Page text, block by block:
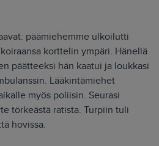
päämiehemme ulkoilutti
korttelin ympäri. Hänellä
päätteeksi hän kaatui ja loukkasi
Lääkintämiehet
myös poliisin. Seurasi
törkeästä ratista. Turpiin tuli
hovissa.